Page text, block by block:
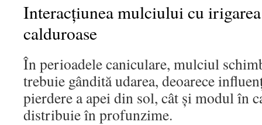
Interacțiunea mulciului cu
calduroase
În perioadele caniculare, mulciul
trebuie gândită udarea, deoarece
pierdere a apei din sol, cât și modul în
distribuie în profunzime.